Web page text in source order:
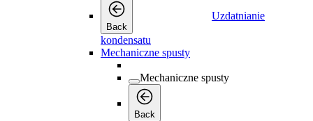
Back
Uzdatnianie
kondensatu
Mechaniczne spusty
Mechaniczne spusty
Back